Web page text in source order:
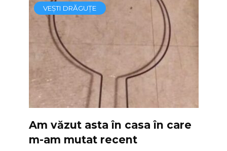
VEȘTI DRĂGUȚE
Am văzut asta în casa în care
m-am mutat recent